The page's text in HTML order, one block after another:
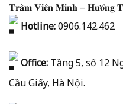
𝐓𝐫𝐚̀𝐦 𝐕𝐢𝐞̂𝐧 𝐌𝐢𝐧𝐡 – 𝐇𝐮̛𝐨̛́𝐧𝐠
Hotline:0906.142.462
Office: Tầng 5, số 12
Cầu Giấy, Hà Nội.